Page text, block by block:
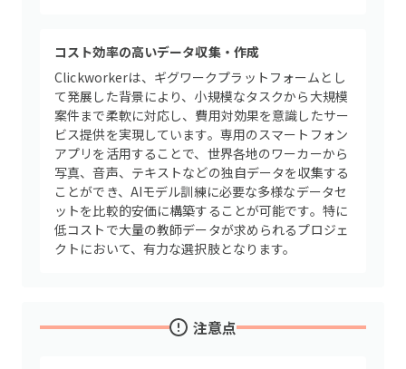
コスト効率の高いデータ収集・作成
Clickworkerは、ギグワークプラットフォームとし
て発展した背景により、小規模なタスクから大規模
案件まで柔軟に対応し、費用対効果を意識したサー
ビス提供を実現しています。専用のスマートフォン
アプリを活用することで、世界各地のワーカーから
写真、音声、テキストなどの独自データを収集する
ことができ、AIモデル訓練に必要な多様なデータセ
ットを比較的安価に構築することが可能です。特に
低コストで大量の教師データが求められるプロジェ
クトにおいて、有力な選択肢となります。
注意点